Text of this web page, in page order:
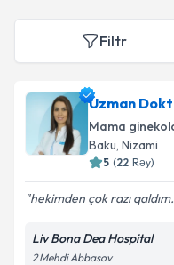
Filtr
Uzman
Mama
Baku, Nizami
5 (22 Rəy)
hekimden çok razı
Liv Bona Dea Hospital
2 Mehdi Abbasov